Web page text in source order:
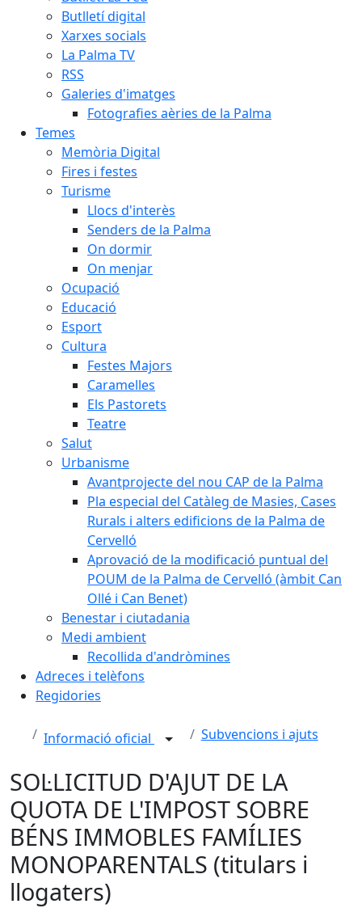
Butlletí digital
Xarxes socials
La Palma TV
RSS
Galeries d'imatges
Fotografies aèries de la Palma
Temes
Memòria Digital
Fires i festes
Turisme
Llocs d'interès
Senders de la Palma
On dormir
On menjar
Ocupació
Educació
Esport
Cultura
Festes Majors
Caramelles
Els Pastorets
Teatre
Salut
Urbanisme
Avantprojecte del nou CAP de la Palma
Pla especial del Catàleg de Masies, Cases
Rurals i alters edificions de la Palma de
Cervelló
Aprovació de la modificació puntual del
POUM de la Palma de Cervelló (àmbit Can
Ollé i Can Benet)
Benestar i ciutadania
Medi ambient
Recollida d'andròmines
Adreces i telèfons
Regidories
Informació oficial Subvencions i ajuts
SOL·LICITUD D'AJUT DE LA
QUOTA DE L'IMPOST SOBRE
BÉNS IMMOBLES FAMÍLIES
MONOPARENTALS (titulars i
llogaters)